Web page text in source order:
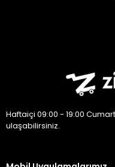
Haftaiçi 09:00 - 19:00
ulaşabilirsiniz.